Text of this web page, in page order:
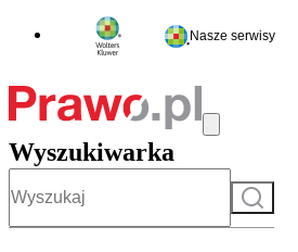
Nasze serwisy
Wyszukiwarka
Szukaj